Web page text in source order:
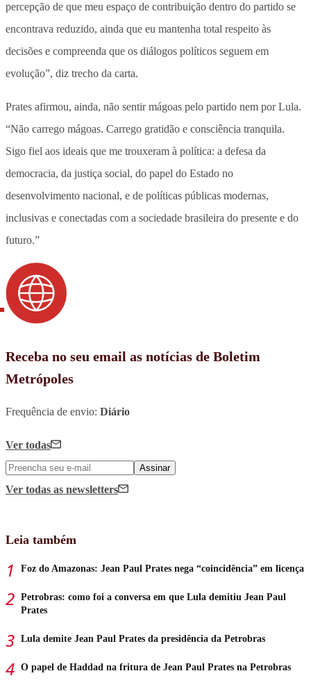
percepção de que meu espaço de contribuição dentro do partido se
encontrava reduzido, ainda que eu mantenha total respeito às
decisões e compreenda que os diálogos políticos seguem em
evolução”, diz trecho da carta.
Prates afirmou, ainda, não sentir mágoas pelo partido nem por Lula.
“Não carrego mágoas. Carrego gratidão e consciência tranquila.
Sigo fiel aos ideais que me trouxeram à política: a defesa da
democracia, da justiça social, do papel do Estado no
desenvolvimento nacional, e de políticas públicas modernas,
inclusivas e conectadas com a sociedade brasileira do presente e do
futuro.”
Receba no seu email as notícias de Boletim
Metrópoles
Frequência de envio: Diário
Ver todas
Assinar
Ver todas as newsletters
Leia também
Foz do Amazonas: Jean Paul Prates nega “coincidência” em licença
Petrobras: como foi a conversa em que Lula demitiu Jean Paul
Prates
Lula demite Jean Paul Prates da presidência da Petrobras
O papel de Haddad na fritura de Jean Paul Prates na Petrobras